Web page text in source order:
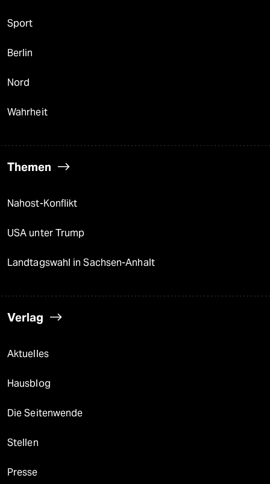
Sport
Berlin
Nord
Wahrheit
Themen
Nahost-Konflikt
USA unter Trump
Landtagswahl in Sachsen-Anhalt
Verlag
Aktuelles
Hausblog
Die Seitenwende
Stellen
Presse